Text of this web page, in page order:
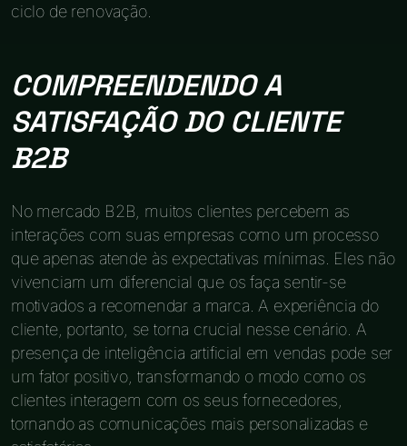
ciclo de renovação.
COMPREENDENDO A
SATISFAÇÃO DO CLIENTE
B2B
No mercado B2B, muitos clientes percebem as
interações com suas empresas como um processo
que apenas atende às expectativas mínimas. Eles não
vivenciam um diferencial que os faça sentir-se
motivados a recomendar a marca. A experiência do
cliente, portanto, se torna crucial nesse cenário. A
presença de inteligência artificial em vendas pode ser
um fator positivo, transformando o modo como os
clientes interagem com os seus fornecedores,
tornando as comunicações mais personalizadas e